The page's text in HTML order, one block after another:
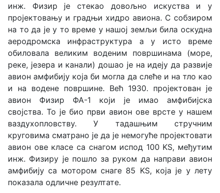
инж. Физир је стекао довољно искуства и у
пројектовању и градњи хидро авиона. С собзиром
на то да је у то време у нашој земљи била оскудна
аеродромска инфраструктура а у исто време
обиловала великим воденим површинама (море,
реке, језера и канали) дошао је на идеју да развије
авион амфибију која би могла да слеће и на тло као
и на водене површине. Већ 1930. пројектован је
авион Физир ФА-1 који је имао амфибијска
својства. То је био први авион ове врсте у нашем
ваздухопловству. У тадашњим стручним
круговима сматрано је да је немогуће пројектовати
авион ове класе са снагом испод 100 KS, међутим
инж. Физиру је пошло за руком да направи авион
амфибију са мотором снаге 85 KS, која је у лету
показала одличне резултате.